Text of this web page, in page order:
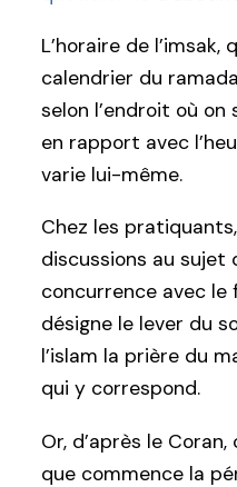
L’horaire de
calendrier du
selon l’endroit où
en rapport avec
varie lui-même.
Chez les
discussions au sujet
concurrence avec le
désigne le lever du
l’islam la prière du
qui y correspond.
Or, d’après le
que commence la